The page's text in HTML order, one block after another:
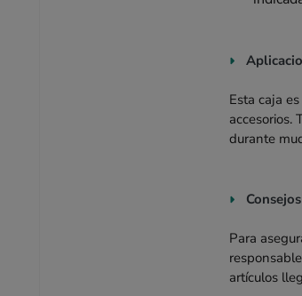
Esta caja
accesorios.
durante
Para
artículos